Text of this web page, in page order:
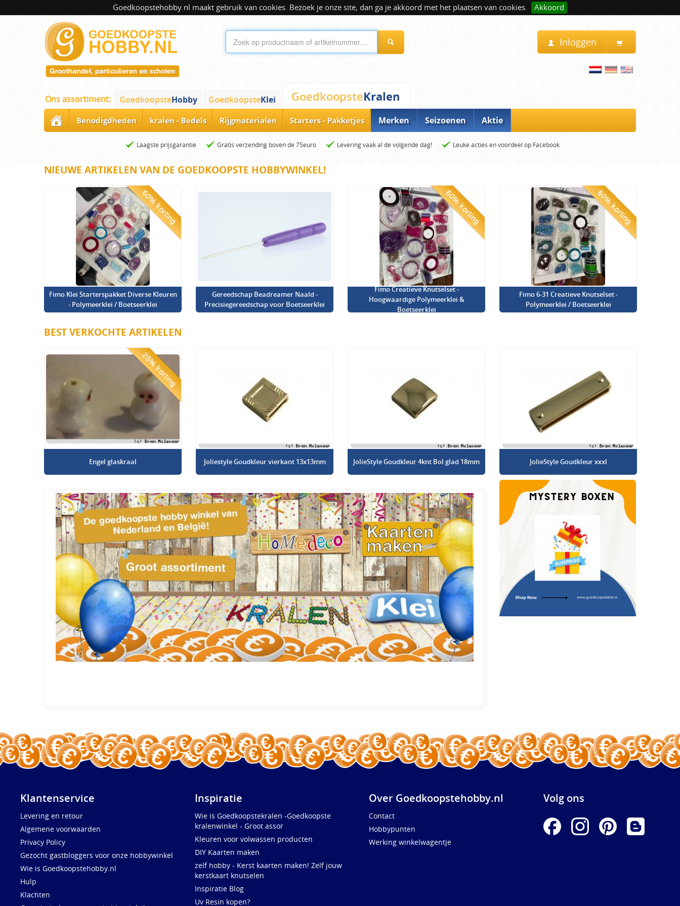
Goedkoopstehobby.nl maakt gebruik van cookies. Bezoek je onze site, dan ga je akkoord met het plaatsen van cookies. Akkoord
Inloggen
Ons assortiment: GoedkoopsteHobby GoedkoopsteKlei GoedkoopsteKralen
Benodigdheden kralen - Bedels Rijgmaterialen Starters - Pakketjes Merken Seizoenen Aktie
Laagste prijsgarantie Gratis verzending boven de 75euro Levering vaak al de volgende dag! Leuke acties en voordeel op Facebook
NIEUWE ARTIKELEN VAN DE GOEDKOOPSTE HOBBYWINKEL!
60% korting
Fimo Klei Starterspakket Diverse Kleuren
- Polymeerklei / Boetseerklei
Gereedschap Beadreamer Naald -
Precisiegereedschap voor Boetseerklei
60% korting
Fimo Creatieve Knutselset -
Hoogwaardige Polymeerklei &
Boetseerklei
60% korting
Fimo 6-31 Creatieve Knutselset -
Polymeerklei / Boetseerklei
BEST VERKOCHTE ARTIKELEN
25% korting
Engel glaskraal Joliestyle Goudkleur vierkant 13x13mm JolieStyle Goudkleur 4knt Bol glad 18mm JolieStyle Goudkleur xxxl
Klantenservice
Levering en retour
Algemene voorwaarden
Privacy Policy
Gezocht gastbloggers voor onze hobbywinkel
Wie is Goedkoopstehobby.nl
Hulp
Klachten
Inspiratie
Wie is Goedkoopstekralen -Goedkoopste
kralenwinkel - Groot assor
Kleuren voor volwassen producten
DIY Kaarten maken
zelf hobby - Kerst kaarten maken! Zelf jouw
kerstkaart knutselen
Inspiratie Blog
Uv Resin kopen?
Over Goedkoopstehobby.nl
Contact
Hobbypunten
Werking winkelwagentje
Volg ons